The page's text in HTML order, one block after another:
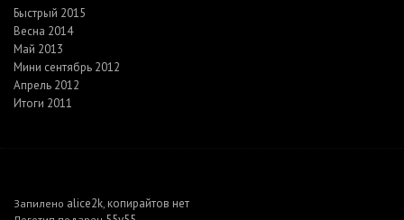
Быстрый 2015
Весна 2014
Май 2013
Мини сентябрь 2012
Апрель 2012
Итоги 2011
Запилено alice2k, копирайтов нет